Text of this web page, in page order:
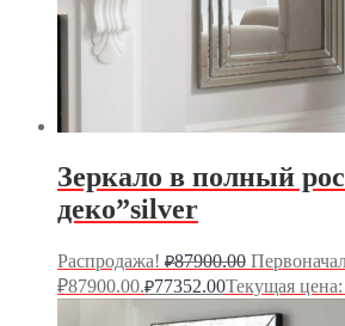
Зеркало в полный
деко”silver
Распродажа! ₽87900.00
₽87900.00.₽77352.00Текущая